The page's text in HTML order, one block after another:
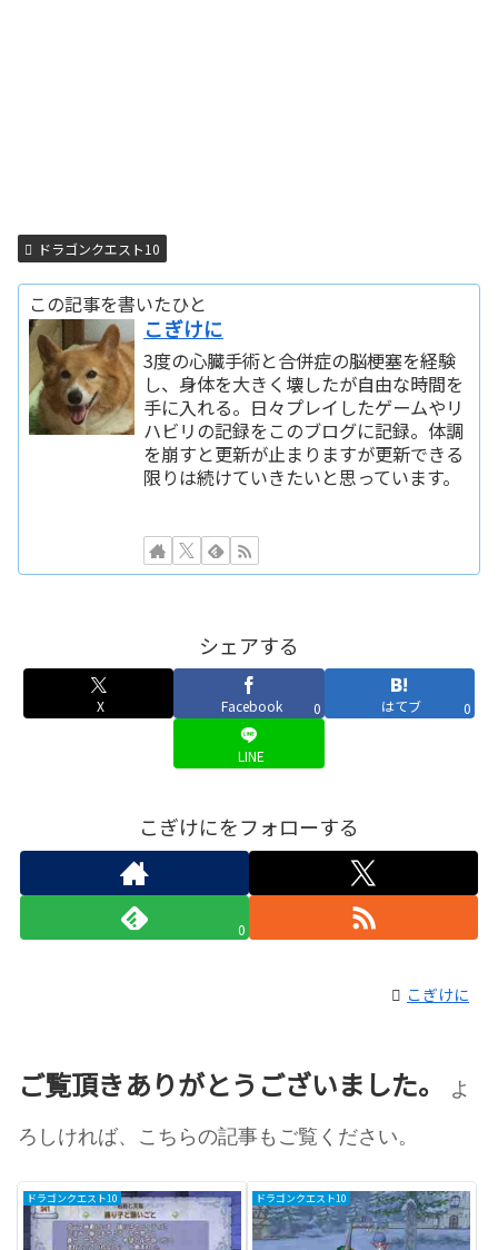
ドラゴンクエスト10
この記事を書いたひと
こぎけに
3度の心臓手術と合併症の脳梗塞を経験
し、身体を大きく壊したが自由な時間を
手に入れる。日々プレイしたゲームやリ
ハビリの記録をこのブログに記録。体調
を崩すと更新が止まりますが更新できる
限りは続けていきたいと思っています。
シェアする
X Facebook 0 はてブ 0
LINE
こぎけにをフォローする
0
こぎけに
ご覧頂きありがとうございました。
よ
ろしければ、こちらの記事もご覧ください。
ドラゴンクエスト10 ドラゴンクエスト10